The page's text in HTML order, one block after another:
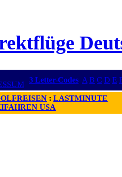
3 Letter-Codes A B C D E
: LASTMINUTE
USA